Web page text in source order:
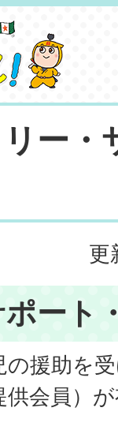
ー・
更
ート
援助を
供会員）